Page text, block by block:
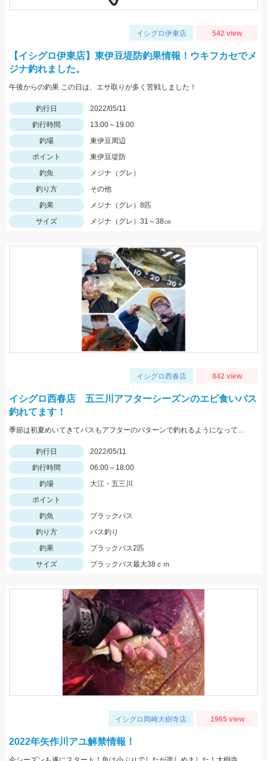
イシグロ伊東店 542 view
【イシグロ伊東店】東伊豆堤防釣果情報！ウキフカセでメ
ジナ釣れました。
午後からの釣果 この日は、エサ取りが多く苦戦しました！
釣行日
2022/05/11
釣行時間
13:00～19:00
釣場
東伊豆周辺
ポイント
東伊豆堤防
釣魚
メジナ（グレ）
釣り方
その他
釣果
メジナ（グレ）8匹
サイズ
メジナ（グレ）31～38㎝
イシグロ西春店 842 view
イシグロ西春店 五三川アフターシーズンのエビ食いバス
釣れてます！
季節は初夏めいてきてバスもアフターのパターンで釣れるようになってきました！この時期の鉄板はエビパターン！ヤマセンコ―や沈み蟲、MPSのノーシンカーが効果バツグンですよ！
釣行日
2022/05/11
釣行時間
06:00～18:00
釣場
大江・五三川
ポイント
釣魚
ブラックバス
釣り方
バス釣り
釣果
ブラックバス2匹
サイズ
ブラックバス最大38ｃｍ
イシグロ岡崎大樹寺店 1965 view
2022年矢作川アユ解禁情報！